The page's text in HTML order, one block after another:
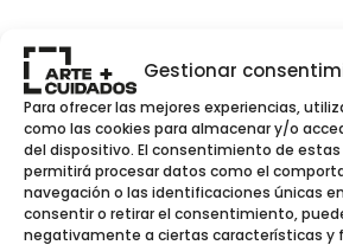
Gestionar
Para ofrecer las mejores experiencias,
como las cookies para almacenar y/o
del dispositivo. El consentimiento de
permitirá procesar datos como el
navegación o las identificaciones únicas
consentir o retirar el consentimiento,
negativamente a ciertas características y
CONTACTA